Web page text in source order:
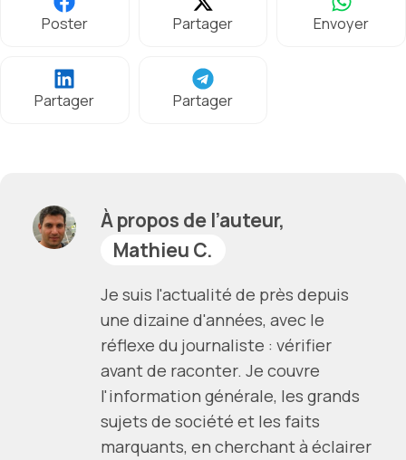
Poster Partager Envoyer
Partager Partager
À propos de l’auteur,
Mathieu C.
Je suis l'actualité de près depuis
une dizaine d'années, avec le
réflexe du journaliste : vérifier
avant de raconter. Je couvre
l'information générale, les grands
sujets de société et les faits
marquants, en cherchant à éclairer